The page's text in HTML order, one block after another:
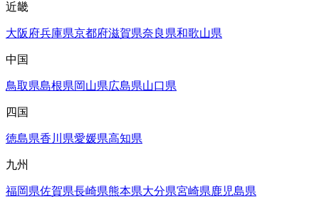
近畿
大阪府兵庫県京都府滋賀県奈良県和歌山県
中国
鳥取県島根県岡山県広島県山口県
四国
徳島県香川県愛媛県高知県
九州
福岡県佐賀県長崎県熊本県大分県宮崎県鹿児島県